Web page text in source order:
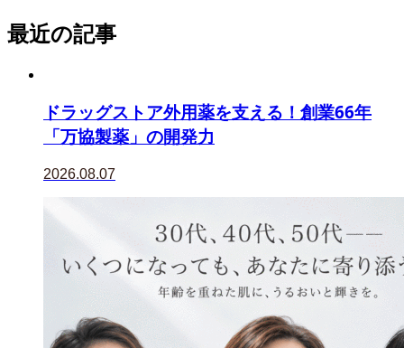
最近の記事
ドラッグストア外用薬を支える！創業66年
「万協製薬」の開発力
2026.08.07